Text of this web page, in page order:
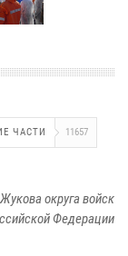
ЧАСТИ 11657
округа войск
Федерации